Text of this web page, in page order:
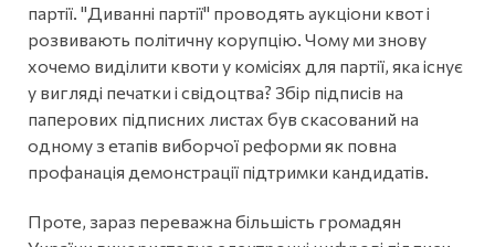
партії. "Диванні партії" проводять аукціони квот і
розвивають політичну корупцію. Чому ми знову
хочемо виділити квоти у комісіях для партії, яка існує
у вигляді печатки і свідоцтва? Збір підписів на
паперових підписних листах був скасований на
одному з етапів виборчої реформи як повна
профанація демонстрації підтримки кандидатів.
Проте, зараз переважна більшість громадян